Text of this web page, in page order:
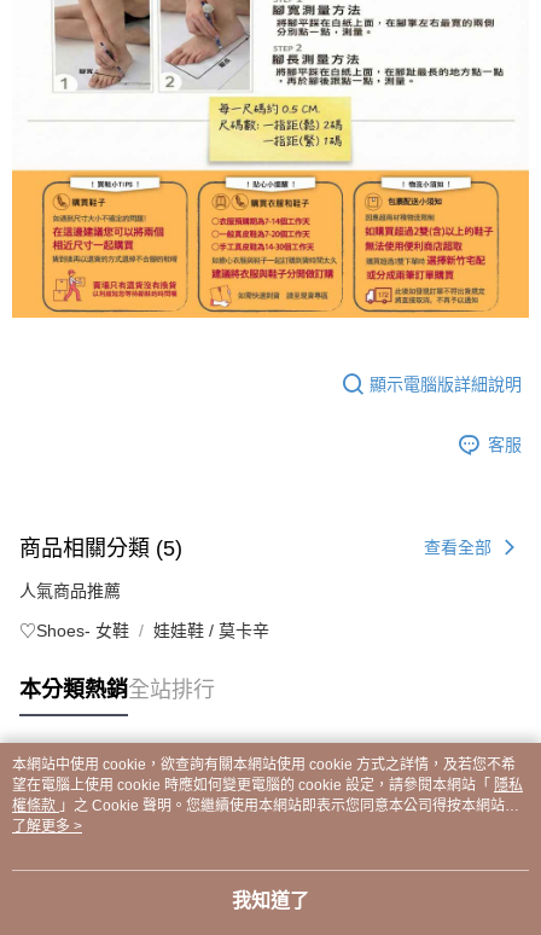
顯示電腦版詳細說明
客服
商品相關分類 (5) 查看全部
人氣商品推薦
♡Shoes- 女鞋 娃娃鞋 / 莫卡辛
本分類熱銷全站排行
熱門標籤
本網站中使用 cookie，欲查詢有關本網站使用 cookie 方式之詳情，及若您不希
望在電腦上使用 cookie 時應如何變更電腦的 cookie 設定，請參閱本網站「 隱私
權條款 」之 Cookie 聲明。您繼續使用本網站即表示您同意本公司得按本網站使
用條款之 Cookie 聲明使用 cookie。
了解更多 >
我知道了